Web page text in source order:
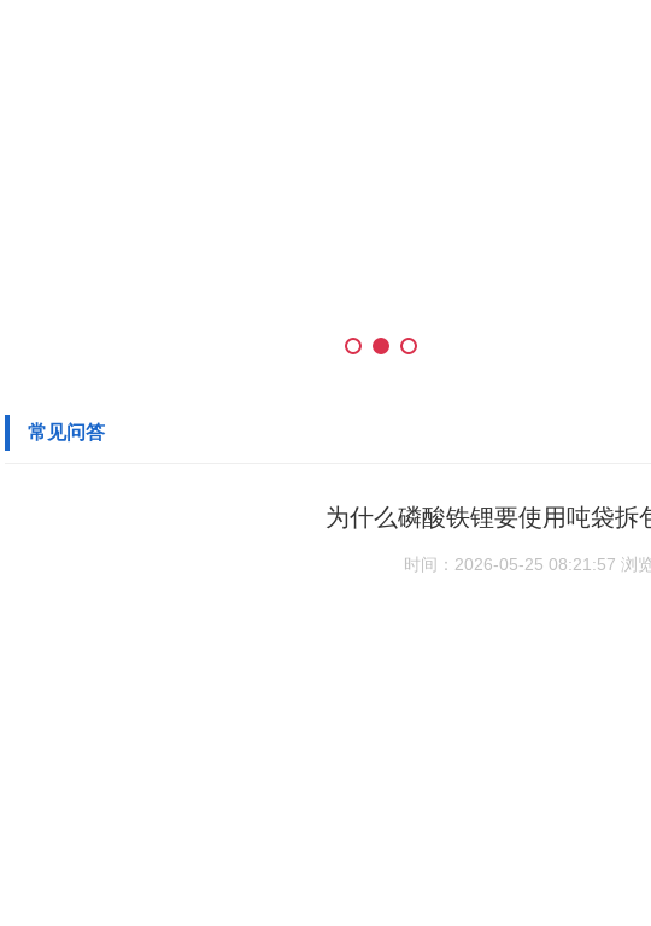
常见问答
为什么磷酸铁锂要使用吨袋拆
时间：2026-05-25 08:21:57 浏